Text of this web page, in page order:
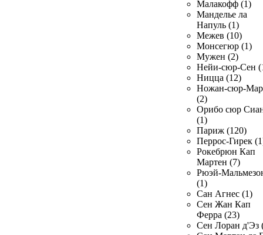
Малакофф (1)
Манделье ла
Напуль (1)
Межев (10)
Монсегюр (1)
Мужен (2)
Нейи-сюр-Сен
Ницца (12)
Ножан-сюр-
(2)
Орибо сюр
(1)
Париж (120)
Перрос-Гирек
Рокебрюн Кап
Мартен (7)
Рюэй-
(1)
Сан Агнес (1)
Сен Жан Кап
Ферра (23)
Сен Лоран д'Эз